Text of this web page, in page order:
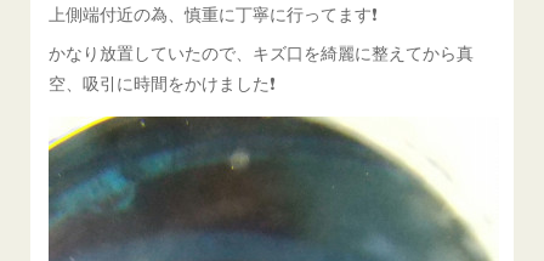
上側端付近の為、慎重に丁寧に行ってます❗️
かなり放置していたので、キズ口を綺麗に整えてから真
空、吸引に時間をかけました❗️